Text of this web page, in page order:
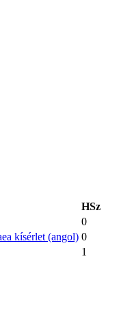
HSz
0
kísérlet (angol) 0
1